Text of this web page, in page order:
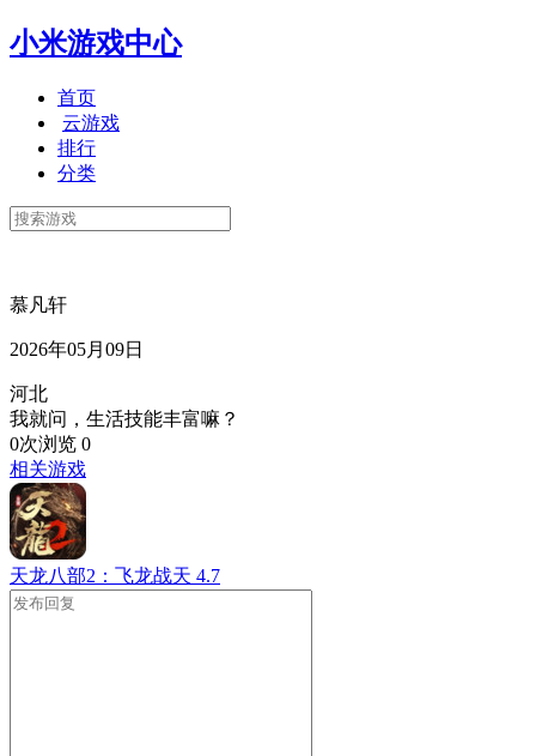
小米游戏中心
首页
云游戏
排行
分类
慕凡轩
2026年05月09日
河北
我就问，生活技能丰富嘛？
0次浏览 0
相关游戏
天龙八部2：飞龙战天 4.7